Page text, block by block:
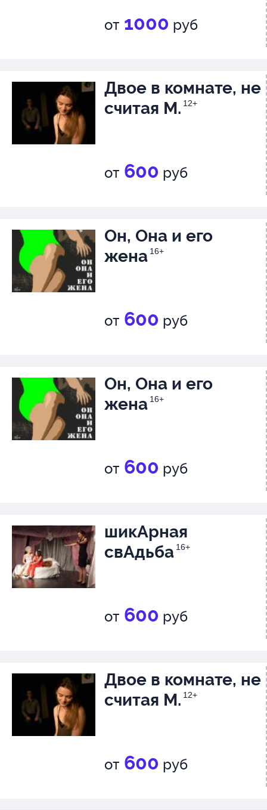
от 1000 руб
Двое в комнате, не
считая М. 12+
от 600 руб
Он, Она и его
жена 16+
от 600 руб
Он, Она и его
жена 16+
от 600 руб
шикАрная
свАдьба 16+
от 600 руб
Двое в комнате, не
считая М. 12+
от 600 руб